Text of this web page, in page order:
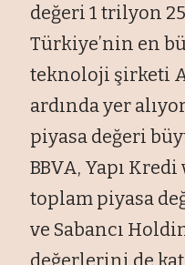
değeri 1 trilyon
Türkiye’nin en
teknoloji şirketi
ardında yer
piyasa değeri
BBVA, Yapı Kredi
toplam piyasa
ve Sabancı
değerlerini de